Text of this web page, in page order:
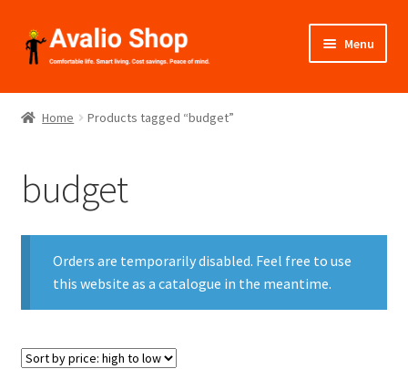
Skip
to
Skip
to
Menu
About Us
Installation
Catalogues
Projects
Home Products tagged “budget”
budget
Orders are temporarily disabled. Feel free to use
this website as a catalogue in the meantime.